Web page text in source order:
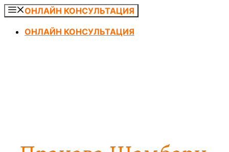
Перейти
содержимому
ОНЛАЙН КОНСУЛЬТАЦИЯ
ОНЛАЙН КОНСУЛЬТАЦИЯ